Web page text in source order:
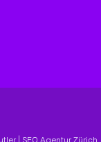
| SEO Agentur Zürich